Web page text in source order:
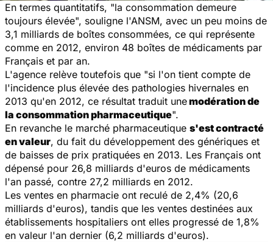
En termes quantitatifs, "la consommation demeure
toujours élevée", souligne l'ANSM, avec un peu moins de
3,1 milliards de boîtes consommées, ce qui représente
comme en 2012, environ 48 boîtes de médicaments par
Français et par an.
L'agence relève toutefois que "si l'on tient compte de
l'incidence plus élevée des pathologies hivernales en
2013 qu'en 2012, ce résultat traduit unemodération de
la consommation pharmaceutique".
En revanche le marché pharmaceutique s'est contracté
en valeur, du fait du développement des génériques et
de baisses de prix pratiquées en 2013. Les Français ont
dépensé pour 26,8 milliards d'euros de médicaments
l'an passé, contre 27,2 milliards en 2012.
Les ventes en pharmacie ont reculé de 2,4% (20,6
milliards d'euros), tandis que les ventes destinées aux
établissements hospitaliers ont elles progressé de 1,8%
en valeur l'an dernier (6,2 milliards d'euros).